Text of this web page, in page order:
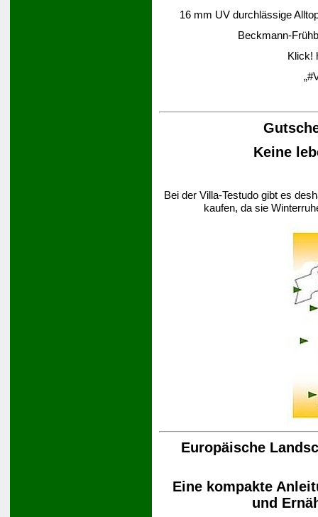
16 mm UV durchlässige
Beckmann-
Klick!
Keine
Bei der Villa-Testudo gibt es
kaufen, da sie
Europäische
Eine kompakte
und